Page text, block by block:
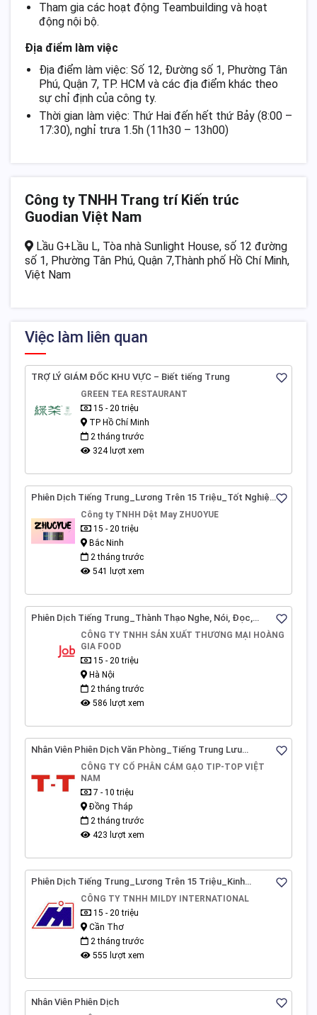
Tham gia các hoạt động Teambuilding và hoạt
động nội bộ.
Địa điểm làm việc
Địa điểm làm việc: Số 12, Đường số 1, Phường Tân
Phú, Quận 7, TP. HCM và các địa điểm khác theo
sự chỉ định của công ty.
Thời gian làm việc: Thứ Hai đến hết thứ Bảy (8:00 –
17:30), nghỉ trưa 1.5h (11h30 – 13h00)
Công ty TNHH Trang trí Kiến trúc
Guodian Việt Nam
Lầu G+Lầu L, Tòa nhà Sunlight House, số 12 đường
số 1, Phường Tân Phú, Quận 7,Thành phố Hồ Chí Minh,
Việt Nam
Việc làm liên quan
TRỢ LÝ GIÁM ĐỐC KHU VỰC – Biết tiếng Trung
GREEN TEA RESTAURANT
15 - 20 triệu
TP Hồ Chí Minh
2 tháng trước
324 lượt xem
Phiên Dịch Tiếng Trung_Lương Trên 15 Triệu_Tốt Nghiệp
Cao Đẳng_Kinh Nghiệm Trên 1 Năm_Bắc Ninh
Công ty TNHH Dệt May ZHUOYUE
15 - 20 triệu
Bắc Ninh
2 tháng trước
541 lượt xem
Phiên Dịch Tiếng Trung_Thành Thạo Nghe, Nói, Đọc,
Viết_Yêu Cầu 3 Năm KN_Hà Nội
CÔNG TY TNHH SẢN XUẤT THƯƠNG MẠI HOÀNG
GIA FOOD
15 - 20 triệu
Hà Nội
2 tháng trước
586 lượt xem
Nhân Viên Phiên Dịch Văn Phòng_Tiếng Trung Lưu
Loát_Đồng Tháp (Không Có Kinh Nghiệm Được Đào Tạo)
CÔNG TY CỔ PHÂN CÁM GẠO TIP-TOP VIỆT
NAM
7 - 10 triệu
Đồng Tháp
2 tháng trước
423 lượt xem
Phiên Dịch Tiếng Trung_Lương Trên 15 Triệu_Kinh
Nghiệm 1 Năm_TP.Cần Thơ
CÔNG TY TNHH MILDY INTERNATIONAL
15 - 20 triệu
Cần Thơ
2 tháng trước
555 lượt xem
Nhân Viên Phiên Dịch